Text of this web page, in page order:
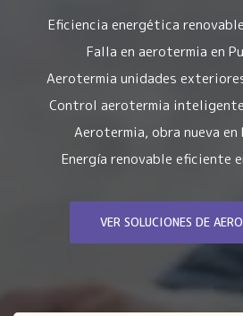
Eficiencia energética
Falla en aerotermia en
Aerotermia unidades
Control aerotermia inteligente
Aerotermia, obra nueva en
Energía renovable eficiente
VER SOLUCIONES DE